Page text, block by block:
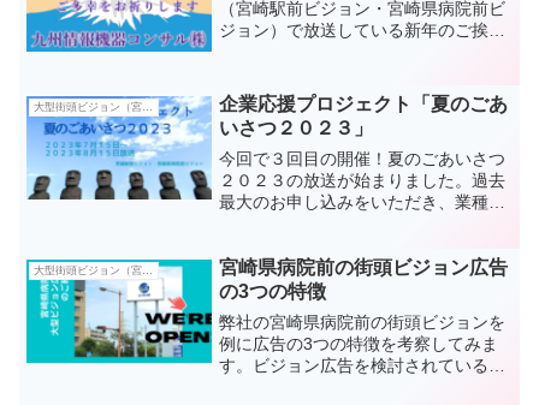
（宮崎駅前ビジョン・宮崎県病院前ビ
ジョン）で放送している新年のご挨拶
大型街頭ビジョン（宮崎駅前ビジョン・宮崎県病院前ビジョン）
企業応援プロジェクト「夏のごあ
いさつ２０２３」
今回で３回目の開催！夏のごあいさつ
２０２３の放送が始まりました。過去
最大のお申し込みをいただき、業種、
宮崎県病院前の街頭ビジョン広告
の3つの特徴
弊社の宮崎県病院前の街頭ビジョンを
例に広告の3つの特徴を考察してみま
す。ビジョン広告を検討されている方